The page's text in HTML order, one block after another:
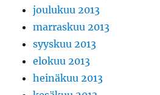
joulukuu 2013
marraskuu 2013
syyskuu 2013
elokuu 2013
heinäkuu 2013